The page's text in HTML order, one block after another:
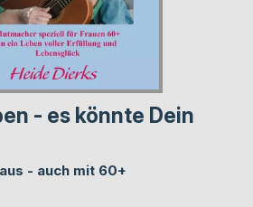
- es könnte Dein
- auch mit 60+